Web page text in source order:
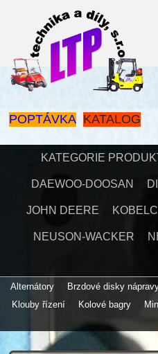
POPTÁVKA KATALOG
KATEGORIE
DAEWOO-DOOSAN
JOHN DEERE
NEUSON-WACKER
Alternátory Brzdové disky
Klouby řízení
Kolové bagry